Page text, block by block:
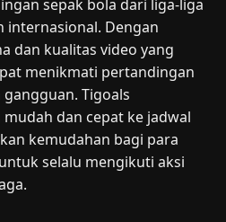
sepak bola dari liga-liga
Dengan
dan kualitas video yang
menikmati pertandingan
Tigoals
dan cepat ke jadwal
kemudahan bagi para
selalu mengikuti aksi